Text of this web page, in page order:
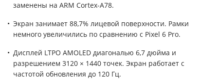
заменены на ARM Cortex-A78.
Экран занимает 88,7% лицевой поверхности. Рамки
немного увеличились по сравнению с Pixel 6 Pro.
Дисплей LTPO AMOLED диагональю 6,7 дюйма и
разрешением 3120 × 1440 точек. Экран работает с
частотой обновления до 120 Гц.